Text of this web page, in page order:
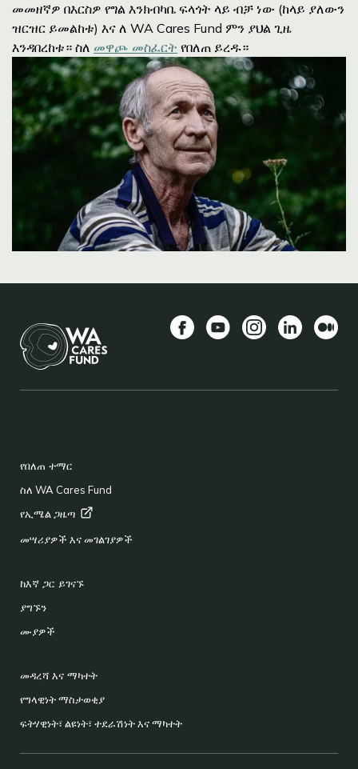
መመዘኛዎ በእርስዎ የግል እንክብካቤ ፍላጎት ላይ ብቻ ነው (ከላይ ያለውን
ዝርዝር ይመልከቱ) እና ለ WA Cares Fund ምን ያህል ጊዜ
እንዳበረከቱ። ስለ መዋጮ መስፈርት የበለጠ ይረዱ።
Image
የበለጠ ተማር
ስለ WA Cares Fund
የኢሜል ጋዜጣ
መሣሪያዎች እና መገልገያዎች
ከእኛ ጋር ይገናኙ
ያግኙን
ሙያዎች
መዳረሻ እና ማካተት
የግላዊነት ማስታወቂያ
ፍትሃዊነት፣ ልዩነት፣ ተደራሽነት እና ማካተት